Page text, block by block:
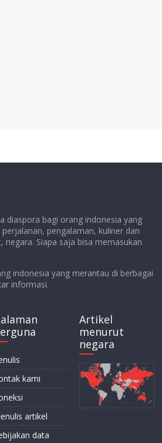
diaspora bagi orang indonesia yang
pengalaman, kuliner dan
negara. Siapa saja bisa memasukan
indonesia yang merantau di berbagai
informasi.
kami
artikel
data
Artikel
menurut
negara